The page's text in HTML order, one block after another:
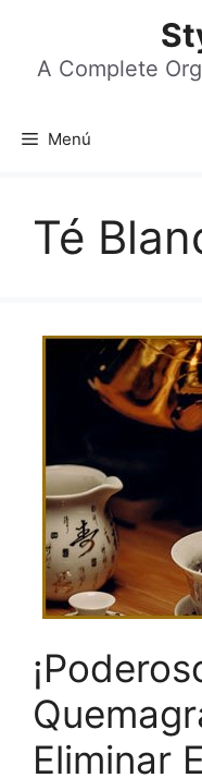
contenido
A Complete
Menú
Té
Eliminar